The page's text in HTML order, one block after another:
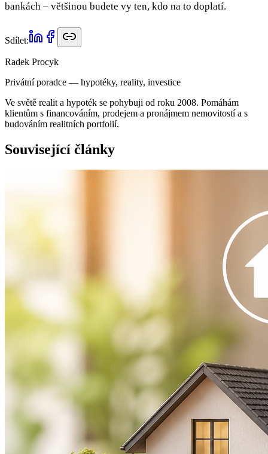
bankách – většinou budete vy ten, kdo na to doplatí.
Sdílet:
Radek Procyk
Privátní poradce — hypotéky, reality, investice
Ve světě realit a hypoték se pohybuji od roku 2008. Pomáhám
klientům s financováním, prodejem a pronájmem nemovitostí a s
budováním realitních portfolií.
Související články